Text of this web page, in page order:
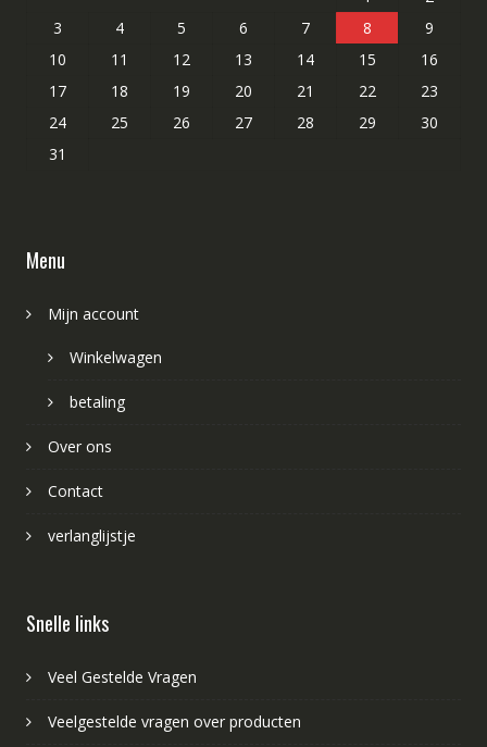
3
4 5 6 7 8
9
10
11 12 13 14 15
16
17
18 19 20 21 22
23
24
25 26 27 28 29
30
31
Menu
Mijn account
Winkelwagen
betaling
Over ons
Contact
verlanglijstje
Snelle links
Veel Gestelde Vragen
Veelgestelde vragen over producten